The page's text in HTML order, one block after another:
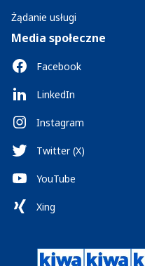
Żądanie usługi
Media społeczne
Facebook
LinkedIn
Instagram
Twitter (X)
YouTube
Xing